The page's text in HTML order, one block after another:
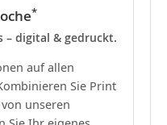
*
– digital & gedruckt.
auf allen
Sie Print
unseren